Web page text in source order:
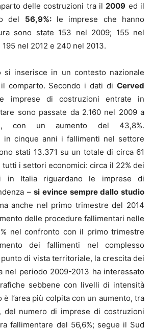
delle costruzioni tra il2009 ed il
del 56,9%:le imprese che hanno
sono state 153 nel 2009; 155 nel
195 nel 2012 e 240 nel 2013.
si inserisce in un contesto nazionale
comparto. Secondo i dati di Cerved
imprese di costruzioni entrate in
sono passate da 2.160 nel 2009 a
con un aumento del 43,8%.
in cinque anni i fallimenti nel settore
stati 13.371 su un totale di circa 61
tutti i settori economici: circa il 22% dei
in Italia riguardano le imprese di
–si evince sempre dallo studio
anche nel primo trimestre del 2014
delle procedure fallimentari nelle
nel confronto con il primo trimestre
dei fallimenti nel complesso
punto di vista territoriale, la crescita dei
nel periodo 2009-2013 ha interessato
sebbene con livelli di intensità
l’area più colpita con un aumento, tra
numero di imprese di costruzioni
fallimentare del 56,6%; segue il Sud